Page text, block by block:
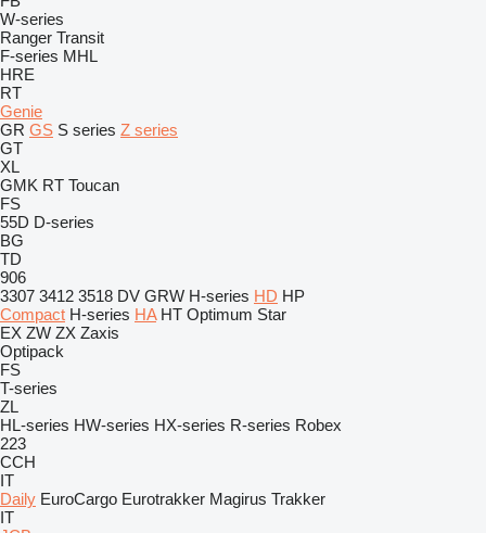
W-series
Ranger Transit
F-series MHL
HRE
RT
Genie
GR GS S series Z series
GT
XL
GMK RT Toucan
FS
55D D-series
BG
TD
906
3307 3412 3518 DV GRW H-series HD HP
Compact H-series HA HT Optimum Star
EX ZW ZX Zaxis
Optipack
FS
T-series
ZL
HL-series HW-series HX-series R-series Robex
223
CCH
IT
Daily EuroCargo Eurotrakker Magirus Trakker
IT